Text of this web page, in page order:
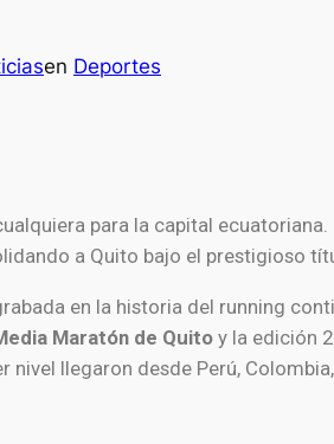
en Deportes
para la capital ecuatoriana.
a Quito bajo el prestigioso
en la historia del running
Maratón de Quito y la edición
llegaron desde Perú,